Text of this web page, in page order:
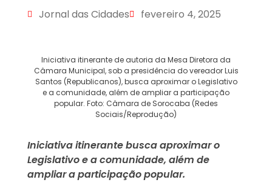
Jornal das Cidades fevereiro 4, 2025
Iniciativa itinerante de autoria da Mesa Diretora da
Câmara Municipal, sob a presidência do vereador Luis
Santos (Republicanos), busca aproximar o Legislativo
e a comunidade, além de ampliar a participação
popular. Foto: Câmara de Sorocaba (Redes
Sociais/Reprodução)
Iniciativa itinerante busca aproximar o
Legislativo e a comunidade, além de
ampliar a participação popular.